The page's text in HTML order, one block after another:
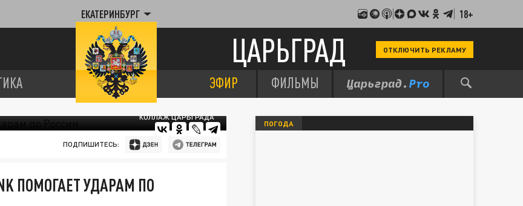
ЕКАТЕРИНБУРГ 18+
ЦАРЬГРАД ОТКЛЮЧИТЬ РЕКЛАМУ
ЭФИР ФИЛЬМЫ
КОЛЛАЖ ЦАРЬГРАДА
ПОДПИШИТЕСЬ:
ПОМОГАЕТ УДАРАМ ПО
ПОГОДА